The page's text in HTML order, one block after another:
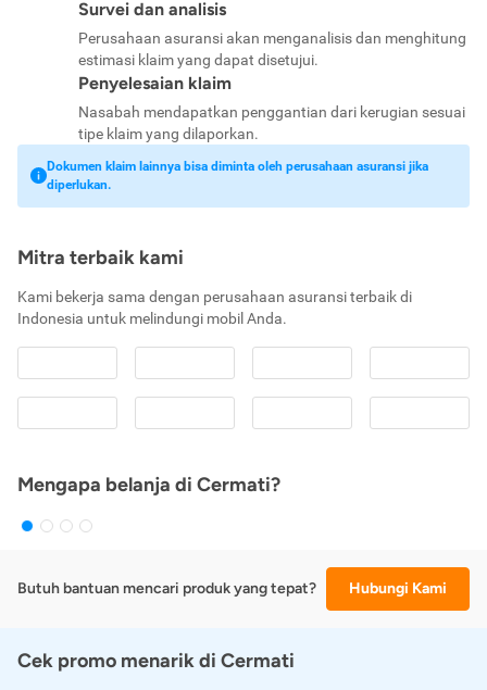
Survei dan analisis
Perusahaan asuransi akan menganalisis dan menghitung
estimasi klaim yang dapat disetujui.
Penyelesaian klaim
Nasabah mendapatkan penggantian dari kerugian sesuai
tipe klaim yang dilaporkan.
Dokumen klaim lainnya bisa diminta oleh perusahaan asuransi jika
diperlukan.
Mitra terbaik kami
Kami bekerja sama dengan perusahaan asuransi terbaik di
Indonesia untuk melindungi mobil Anda.
Mengapa belanja di Cermati?
Butuh bantuan mencari produk yang tepat? Hubungi Kami
Cek promo menarik di Cermati